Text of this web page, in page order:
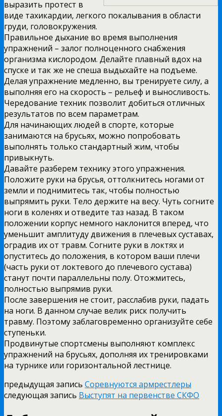
выразить протест в
виде тахикардии, легкого покалывания в области
груди, головокружения.
Правильное дыхание во время выполнения
упражнений – залог полноценного снабжения
организма кислородом. Делайте плавный вдох на
спуске и так же не спеша выдыхайте на подъеме.
Делая упражнение медленно, вы тренируете силу, а
выполняя его на скорость – рельеф и выносливость.
Чередование техник позволит добиться отличных
результатов по всем параметрам.
Для начинающих людей в спорте, которые
занимаются на брусьях, можно попробовать
выполнять только стандартный жим, чтобы
привыкнуть.
Давайте разберем технику этого упражнения.
Положите руки на брусья, оттолкнитесь ногами от
земли и поднимитесь так, чтобы полностью
выпрямить руки. Тело держите на весу. Чуть согните
ноги в коленях и отведите таз назад. В таком
положении корпус немного наклонится вперед, что
уменьшит амплитуду движения в плечевых суставах,
оградив их от травм. Согните руки в локтях и
опуститесь до положения, в котором ваши плечи
(часть руки от локтевого до плечевого сустава)
станут почти параллельны полу. Отожмитесь,
полностью выпрямив руки.
После завершения не стоит, расслабив руки, падать
на ноги. В данном случае велик риск получить
травму. Поэтому заблаговременно организуйте себе
ступеньки.
Продвинутые спортсмены выполняют комплекс
упражнений на брусьях, дополняя их тренировками
на турнике или горизонтальной лестнице.
предыдущая запись Соревнуются армрестлеры
следующая запись Выступят на первенстве СКФО